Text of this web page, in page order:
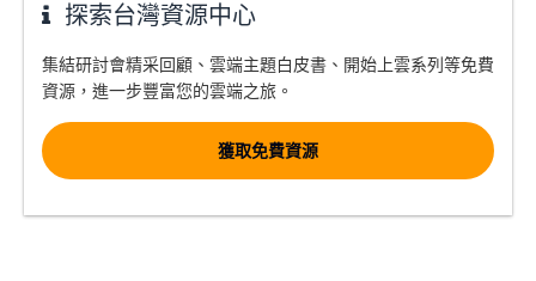
探索台灣資源中心
集結研討會精采回顧 、 雲端主題白皮書 、 開始上雲系列等免費
資源，進一步豐富您的雲端之旅。
獲取免費資源